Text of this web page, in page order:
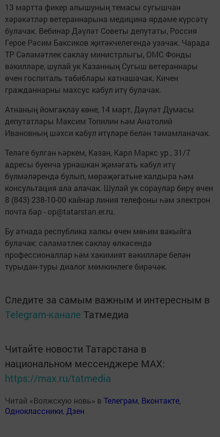
13 мартта фикер алышуның темасы сугышчан
хәрәкәтләр ветераннарына медицина ярдәме күрсәтү
булачак. Вебинар Дәүләт Советы депутаты, Россия
Герое Рәсим Баксиков җитәкчелегендә узачак. Чарада
ТР Сәламәтлек саклау министрлыгы, ОМС Фонды
вәкилләре, шулай ук Казанның Сугыш ветераннары
өчен госпиталь табиблары катнашачак. Кичен
гражданнарны махсус кабул итү булачак.
Атнаның йомгаклау көне, 14 март, Дәүләт Думасы
депутатлары Максим Топилин һәм Анатолий
Ивановның шәхси кабул итүләре белән тәмамланачак.
Теләге булган һәркем, Казан, Карл Маркс ур., 31/7
адресы буенча урнашкан җәмәгать кабул итү
бүлмәләрендә булып, мөрәҗәгатьне калдыра һәм
консультация ала алачак. Шулай ук сораулар бирү өчен
8 (843) 238-10-00 кайнар линия телефоны һәм электрон
почта бар - op@tatarstan.er.ru.
Бу атнада республика халкы өчен мөһим вакыйга
булачак: сәламәтлек саклау өлкәсендә
профессионаллар һәм хакимият вәкилләре белән
турыдан-туры диалог мөмкинлеге бирәчәк.
Следите за самым важным и интересным в
Telegram-канале Татмедиа
Читайте новости Татарстана в
национальном мессенджере MАХ:
https://max.ru/tatmedia
Читай «Волжскую новь» в Телеграм, Вконтакте,
Одноклассники,Дзен